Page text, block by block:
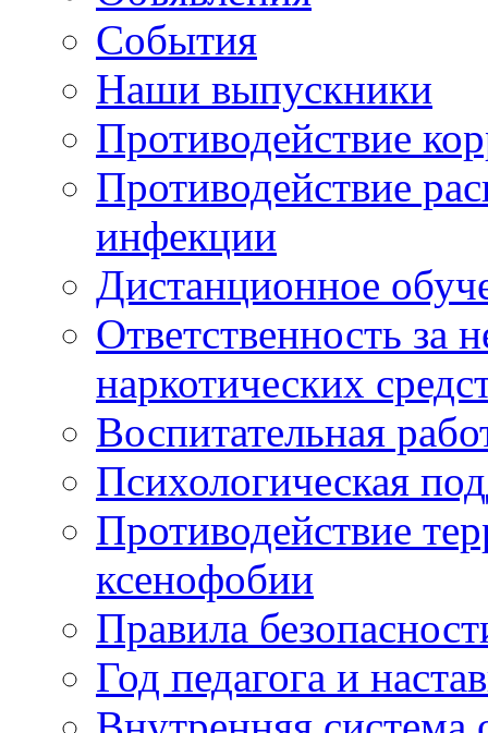
События
Наши выпускники
Противодействие
Противодействие
инфекции
Дистанционное
Ответственность за
наркотических
Воспитательная
Психологическая
Противодействие
ксенофобии
Правила
Год педагога и